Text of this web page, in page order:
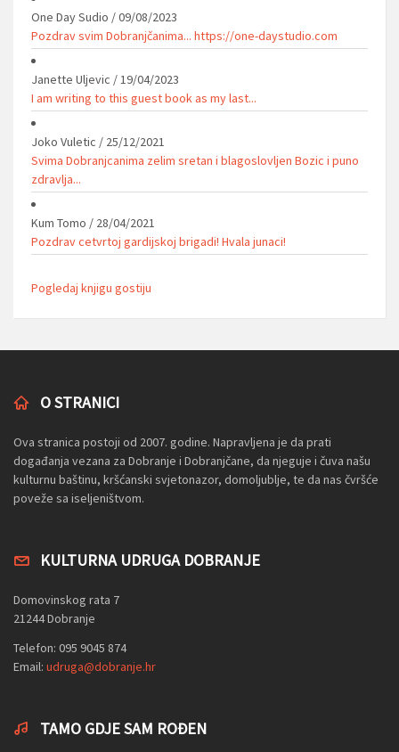
One Day Sudio /09/08/2023
Pozdrav svim Dobranjčanima... https://one-daystudio.com
Janette Uljevic /19/04/2023
I am writing to this guest book as my last...
Joko Vuletic / 25/12/2021
Svima Dobranjcanima zelim sretan i blagoslovljen Bozic i puno
zdravlja...
Kum Tomo / 28/04/2021
Pozdrav cetvrtoj gardijskoj brigadi! Hvala junaci!
Pogledaj knjigu gostiju
O STRANICI
Ova stranica postoji od 2007. godine. Napravljena je da prati
događanja vezana za Dobranje i Dobranjčane, da njeguje i čuva našu
kulturnu baštinu, kršćanski svjetonazor, domoljublje, te da nas čvršće
poveže sa iseljeništvom.
KULTURNA UDRUGA DOBRANJE
Domovinskog rata 7
21244 Dobranje
Telefon: 095 9045 874
Email: udruga@dobranje.hr
TAMO GDJE SAM ROĐEN